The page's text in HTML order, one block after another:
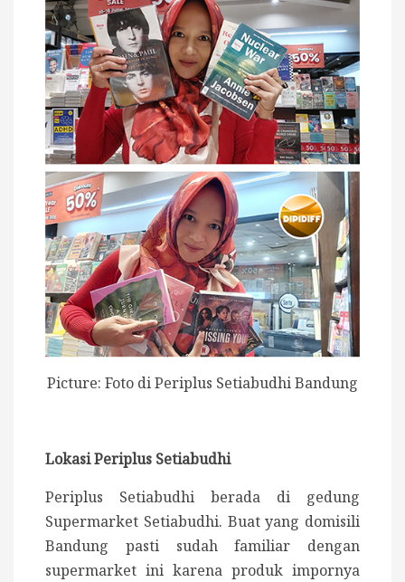
Picture: Foto di Periplus Setiabudhi Bandung
Lokasi Periplus Setiabudhi
Periplus Setiabudhi berada di gedung
Supermarket Setiabudhi. Buat yang domisili
Bandung pasti sudah familiar dengan
supermarket ini karena produk impornya